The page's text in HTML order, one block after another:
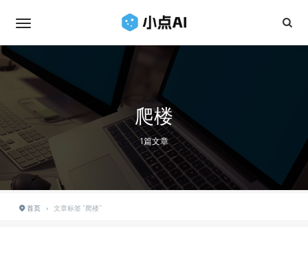
爬楼
1篇文章
首页 › 文章标签 "爬楼"